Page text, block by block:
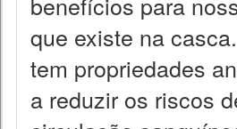
que existe na
tem propriedades
a reduzir os riscos